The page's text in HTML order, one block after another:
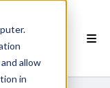
allow
in
ES